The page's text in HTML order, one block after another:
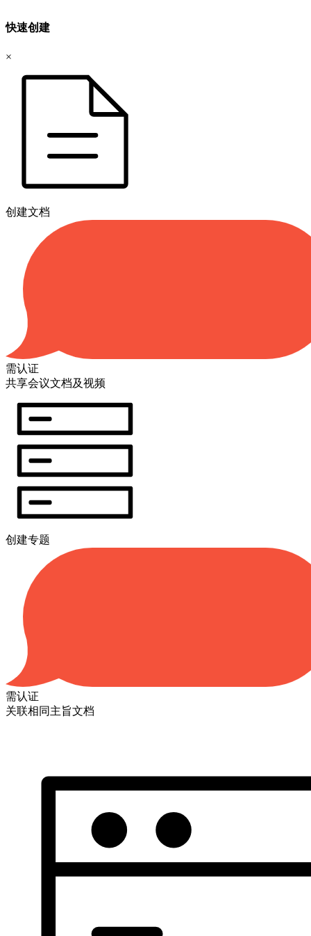
快速创建
×
创建文档
需认证
共享会议文档及视频
创建专题
需认证
关联相同主旨文档